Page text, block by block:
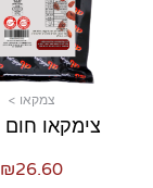
צמקאו >
צימקאו חום 1 ק"ג
₪26.60